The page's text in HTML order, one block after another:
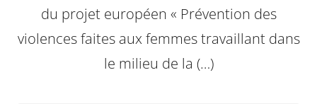
du projet européen « Prévention des
violences faites aux femmes travaillant dans
le milieu de la (…)